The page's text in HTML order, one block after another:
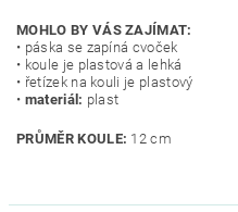
MOHLO BY VÁS ZAJÍMAT:
• páska se zapíná cvoček
• koule je plastová a lehká
• řetízek na kouli je plastový
• materiál: plast
PRŮMĚR KOULE: 12 cm